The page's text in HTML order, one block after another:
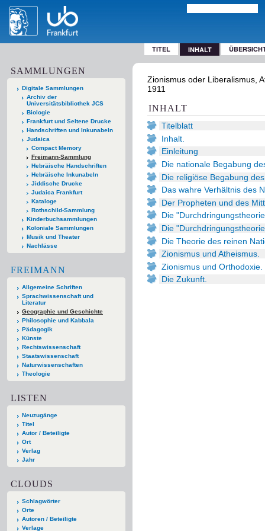
TITEL INHALT
SAMMLUNGEN
Digitale Sammlungen
Archiv der
Universitätsbibliothek JCS
Biologie
Frankfurt und Seltene Drucke
Handschriften und Inkunabeln
Judaica
Compact Memory
Freimann-Sammlung
Hebräische Handschriften
Hebräische Inkunabeln
Jiddische Drucke
Judaica Frankfurt
Kataloge
Rothschild-Sammlung
Kinderbuchsammlungen
Koloniale Sammlungen
Musik und Theater
Nachlässe
FREIMANN
Allgemeine Schriften
Sprachwissenschaft und
Literatur
Geographie und Geschichte
Philosophie und Kabbala
Pädagogik
Künste
Rechtswissenschaft
Staatswissenschaft
Naturwissenschaften
Theologie
LISTEN
Neuzugänge
Titel
Autor / Beteiligte
Ort
Verlag
Jahr
CLOUDS
Schlagwörter
Orte
Autoren / Beteiligte
Verlage
Zionismus oder Liberalismus,
1911
INHALT
Titelblatt
Inhalt.
Einleitung
Die nationale Begabung
Die religiöse Begabung
Das wahre Verhältnis des
Der Propheten und des
Die
Die
Die Theorie des reinen
Zionismus und Atheismus.
Zionismus und Orthodoxie.
Die Zukunft.